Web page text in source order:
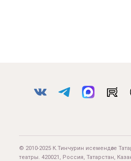
© 2010-2025 К.Тинчурин исемендәге
театры. 420021, Россия, Татарстан,